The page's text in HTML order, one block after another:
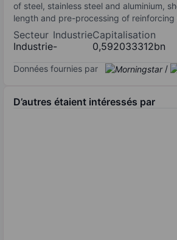
of steel, stainless steel and aluminium,
length and pre-processing of
Secteur
Industrie
Industrie
-
Capitalisation
0,592033312bn
Données fournies par /
D’autres étaient intéressés par